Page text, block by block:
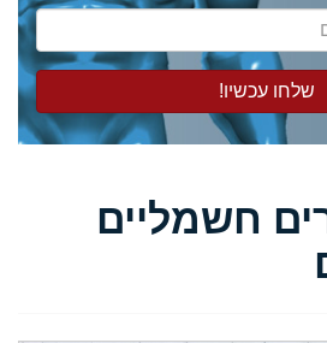
חשמליים